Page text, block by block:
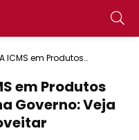
ICMS em Produtos
em Produtos
Governo: Veja